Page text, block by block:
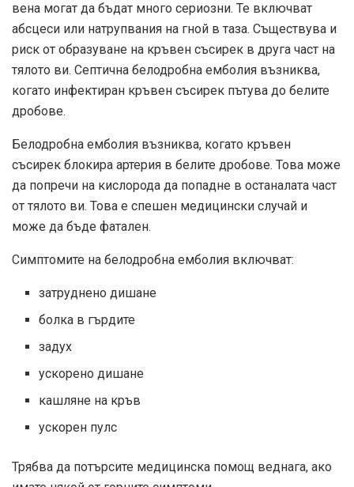
вена могат да бъдат много сериозни. Те включват
абсцеси или натрупвания на гной в таза. Съществува и
риск от образуване на кръвен съсирек в друга част на
тялото ви. Септична белодробна емболия възниква,
когато инфектиран кръвен съсирек пътува до белите
дробове.
Белодробна емболия възниква, когато кръвен
съсирек блокира артерия в белите дробове. Това може
да попречи на кислорода да попадне в останалата част
от тялото ви. Това е спешен медицински случай и
може да бъде фатален.
Симптомите на белодробна емболия включват:
затруднено дишане
болка в гърдите
задух
ускорено дишане
кашляне на кръв
ускорен пулс
Трябва да потърсите медицинска помощ веднага, ако